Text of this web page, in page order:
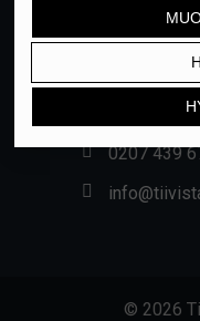
Yrittäjäntie
0207 439
© 2026